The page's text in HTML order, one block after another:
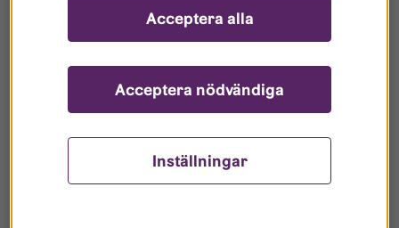
Inställningar
Acceptera nödvändiga
Acceptera alla